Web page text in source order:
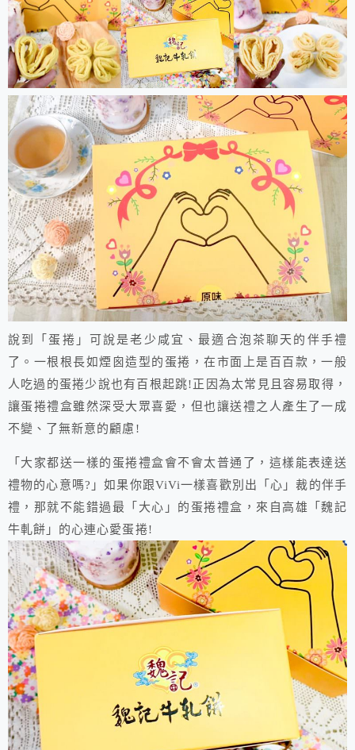
說到「蛋捲」可說是老少咸宜、最適合泡茶聊天的伴手禮
了。一根根長如煙囪造型的蛋捲，在市面上是百百款，一般
人吃過的蛋捲少說也有百根起跳!正因為太常見且容易取得，
讓蛋捲禮盒雖然深受大眾喜愛，但也讓送禮之人產生了一成
不變、了無新意的顧慮!
「大家都送一樣的蛋捲禮盒會不會太普通了，這樣能表達送
禮物的心意嗎?」如果你跟ViVi一樣喜歡別出「心」裁的伴手
禮，那就不能錯過最「大心」的蛋捲禮盒，來自高雄「魏記
牛軋餅」的心連心愛蛋捲!